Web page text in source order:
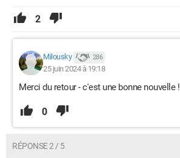
2
Milousky 286
25 juin 2024 à 19:18
Merci du retour - c'est une bonne nouvelle !
0
RÉPONSE 2 / 5